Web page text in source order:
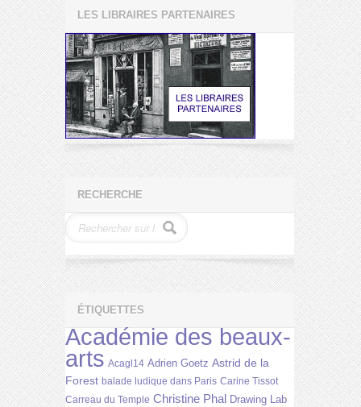
LES LIBRAIRES PARTENAIRES
RECHERCHE
ÉTIQUETTES
Académie des beaux-
arts Acagl14 Adrien Goetz Astrid de la
Forest balade ludique dans Paris Carine Tissot
Carreau du Temple Christine Phal Drawing Lab